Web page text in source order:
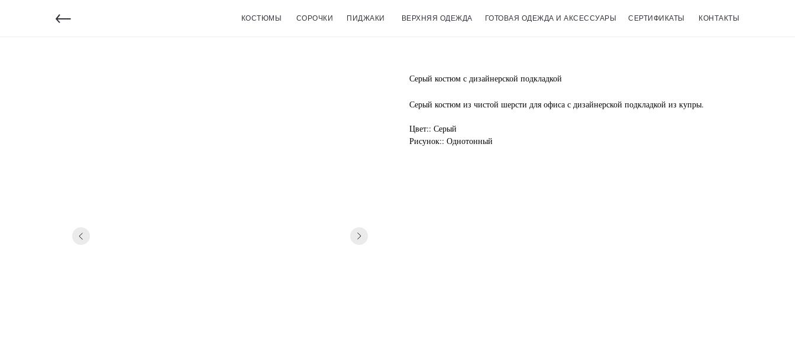
КОСТЮМЫ
← СОРОЧКИ ПИДЖАКИ ВЕРХНЯЯ ОДЕЖДА ГОТОВАЯ ОДЕЖДА И АКСЕССУАРЫ СЕРТИФИКАТЫ КОНТАКТЫ
Серый костюм с дизайнерской подкладкой
Серый костюм из чистой шерсти для офиса с дизайнерской подкладкой из купры.
Цвет:: Серый
Рисунок:: Однотонный